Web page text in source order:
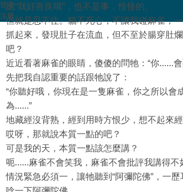
登录
注册
認“我好善良哦”，也不是事，怪怪的。
但就是忍不住。貓不死心，不讓我碰麻雀，
抓起來，發現肚子在流血，但不至於腸穿肚
吧？
近近看著麻雀的眼睛，傻傻的問牠：“你......
先把我自認重要的話跟牠說了：
“你聽好哦，你現在是一隻麻雀，你之所以會
為......”
地藏經沒背熟，經到用時方恨少，想不起來經
哎呀，那就說本質一點的吧？
可是我的天，本質一點該怎麼講？
呃......麻雀不會笑我，麻雀不會批評我講得不
情況緊急必須一，讓牠聽到“阿彌陀佛”，一歷